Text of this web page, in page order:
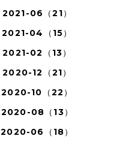
2021-06（21）
2021-04（15）
2021-02（13）
2020-12（21）
2020-10（22）
2020-08（13）
2020-06（18）